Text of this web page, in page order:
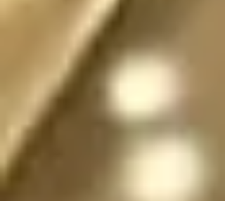
ángeles no tienen
sexo, por lo que se
pueden mostrar en su
forma divina femenina
o masculina, y pueden
cambiar de forma y